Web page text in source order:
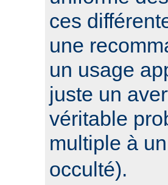
ces
une
un usage
juste un
véritable
multiple à un
occulté).